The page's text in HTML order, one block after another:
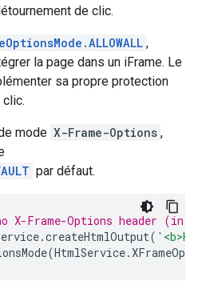
de clic.
,
la page dans un iFrame. Le
sa propre protection
mode X-Frame-Options ,
par défaut.
X-Frame-Options header (in
.createHtmlOutput(
(HtmlService.